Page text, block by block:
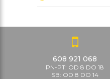
608 921 068
PN-PT: OD 8 DO 18
SB: OD 8 DO 14